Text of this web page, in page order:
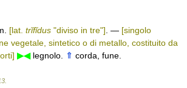
[lat. trĭfĭdus "diviso in tre"] . — [singolo
vegetale, sintetico o di metallo, costituito da
▶◀legnolo. ⇑ corda, fune.